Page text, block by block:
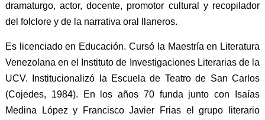
dramaturgo, actor, docente, promotor cultural y recopilador
del folclore y de la narrativa oral llaneros.
Es licenciado en Educación. Cursó la Maestría en Literatura
Venezolana en el Instituto de Investigaciones Literarias de la
UCV. Institucionalizó la Escuela de Teatro de San Carlos
(Cojedes, 1984). En los años 70 funda junto con Isaías
Medina López y Francisco Javier Frias el grupo literario